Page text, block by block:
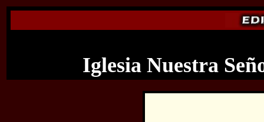
Iglesia Nuestra